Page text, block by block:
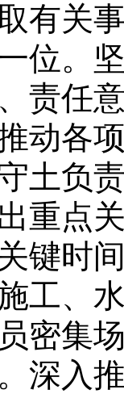
有关
位。
责任
动各
土负
点关
键时
工、
密集
深入